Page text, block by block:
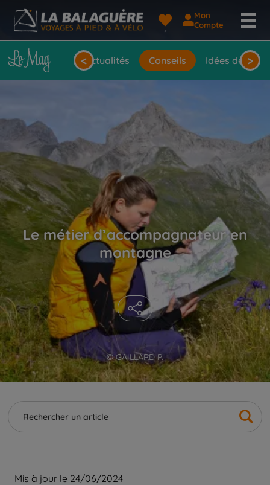
Mon
Compte
Actualités Conseils Idées de
< >
© GAILLARD P.
Le métier d’accompagnateur en
montagne
Mis à jour le 24/06/2024